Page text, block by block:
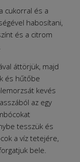
cukorral és a
habosítani,
és a citrom
áttörjük, majd
és hűtőbe
kevés
az egy
tesszük és
a víz tetejére,
bele.